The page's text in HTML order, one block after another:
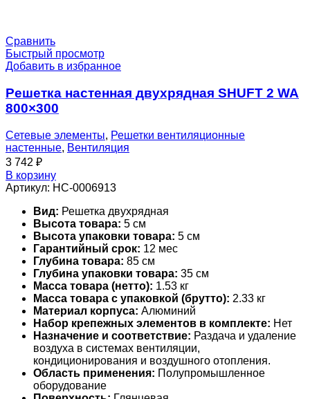
Сравнить
Быстрый просмотр
Добавить в избранное
Решетка настенная двухрядная SHUFT 2 WA
800×300
Сетевые элементы, Решетки вентиляционные
настенные, Вентиляция
3 742 ₽
В корзину
Артикул: НС-0006913
Вид: Решетка двухрядная
Высота товара: 5 см
Высота упаковки товара: 5 см
Гарантийный срок: 12 мес
Глубина товара: 85 см
Глубина упаковки товара: 35 см
Масса товара (нетто): 1.53 кг
Масса товара с упаковкой (брутто): 2.33 кг
Материал корпуса: Алюминий
Набор крепежных элементов в комплекте: Нет
Назначение и соответствие: Раздача и удаление
воздуха в системах вентиляции,
кондиционирования и воздушного отопления.
Область применения: Полупромышленное
оборудование